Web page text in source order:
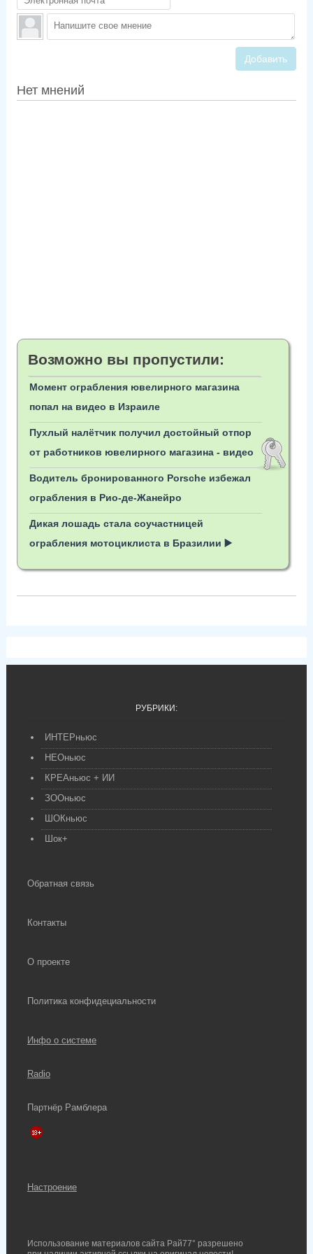
Добавить
Нет мнений
Возможно вы пропустили:
Момент ограбления ювелирного магазина
попал на видео в Израиле
Пухлый налётчик получил достойный отпор
от работников ювелирного магазина - видео
Водитель бронированного Porsche избежал
ограбления в Рио-де-Жанейро
Дикая лошадь стала соучастницей
ограбления мотоциклиста в Бразилии ▶️
РУБРИКИ:
ИНТЕРньюс
НЕОньюс
КРЕАньюс + ИИ
ЗООньюс
ШОКньюс
Шок+
Обратная связь
Контакты
О проекте
Политика конфидециальности
Инфо о системе
Radio
Партнёр Рамблера
Настроение
Использование материалов сайта Рай77° разрешено